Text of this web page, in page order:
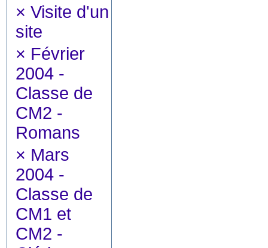
× Visite d'un
site
× Février
2004 -
Classe de
CM2 -
Romans
× Mars
2004 -
Classe de
CM1 et
CM2 -